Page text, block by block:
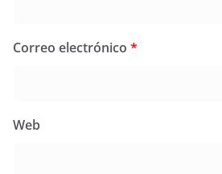
Correo electrónico *
Web